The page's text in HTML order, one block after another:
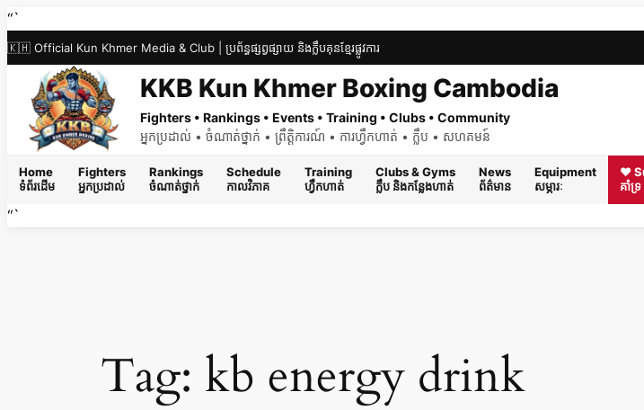
Skip
to
content
“`
🇰🇭 Official Kun Khmer Media & Club | ប្រព័ន្ធផ្សព្វផ្សាយ និងក្លឹបគុនខ្មែរផ្លូវការ
KKB Kun Khmer Boxing Cambodia
Fighters • Rankings • Events • Training • Clubs • Community
អ្នកប្រដាល់ • ចំណាត់ថ្នាក់ • ព្រឹត្តិការណ៍ • ការហ្វឹកហាត់ • ក្លឹប • សហគមន៍
Home
ទំព័រដើម
Fighters
អ្នកប្រដាល់
Rankings
ចំណាត់ថ្នាក់
Schedule
កាលវិភាគ
Training
ហ្វឹកហាត់
Clubs & Gyms
ក្លឹប និងកន្លែងហាត់
News
ព័ត៌មាន
Equipment
សម្ភារៈ
❤️
គាំទ្
“`
Tag: kb energy drink